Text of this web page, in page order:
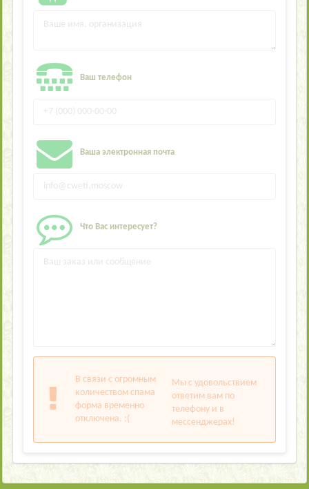
Ваш телефон
Ваша электронная почта
Что Вас интересует?
В связи с огромным
количеством спама
форма временно
отключена. :(
Мы с удовольствием
ответим вам по
телефону и в
мессенджерах!